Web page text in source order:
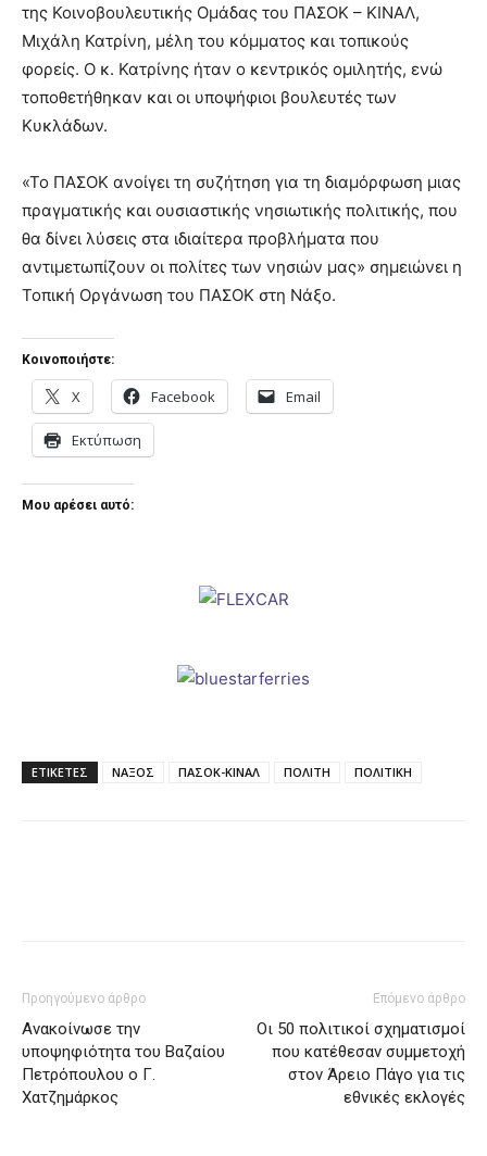
της Κοινοβουλευτικής Ομάδας του ΠΑΣΟΚ – ΚΙΝΑΛ,
Μιχάλη Κατρίνη, μέλη του κόμματος και τοπικούς
φορείς. Ο κ. Κατρίνης ήταν ο κεντρικός ομιλητής, ενώ
τοποθετήθηκαν και οι υποψήφιοι βουλευτές των
Κυκλάδων.
«Το ΠΑΣΟΚ ανοίγει τη συζήτηση για τη διαμόρφωση μιας
πραγματικής και ουσιαστικής νησιωτικής πολιτικής, που
θα δίνει λύσεις στα ιδιαίτερα προβλήματα που
αντιμετωπίζουν οι πολίτες των νησιών μας» σημειώνει η
Τοπική Οργάνωση του ΠΑΣΟΚ στη Νάξο.
Κοινοποιήστε:
X Facebook Email
Εκτύπωση
Μου αρέσει αυτό:
ΕΤΙΚΕΤΕΣ ΝΑΞΟΣ ΠΑΣΟΚ-ΚΙΝΑΛ ΠΟΛΙΤΗ ΠΟΛΙΤΙΚΗ
Προηγούμενο άρθρο
Ανακοίνωσε την
υποψηφιότητα του Βαζαίου
Πετρόπουλου ο Γ.
Χατζημάρκος
Επόμενο άρθρο
Οι 50 πολιτικοί σχηματισμοί
που κατέθεσαν συμμετοχή
στον Άρειο Πάγο για τις
εθνικές εκλογές